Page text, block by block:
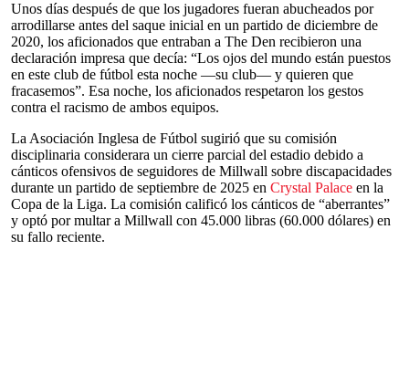
Unos días después de que los jugadores fueran abucheados por
arrodillarse antes del saque inicial en un partido de diciembre de
2020, los aficionados que entraban a The Den recibieron una
declaración impresa que decía: “Los ojos del mundo están puestos
en este club de fútbol esta noche —su club— y quieren que
fracasemos”. Esa noche, los aficionados respetaron los gestos
contra el racismo de ambos equipos.
La Asociación Inglesa de Fútbol sugirió que su comisión
disciplinaria considerara un cierre parcial del estadio debido a
cánticos ofensivos de seguidores de Millwall sobre discapacidades
durante un partido de septiembre de 2025 en Crystal Palace en la
Copa de la Liga. La comisión calificó los cánticos de “aberrantes”
y optó por multar a Millwall con 45.000 libras (60.000 dólares) en
su fallo reciente.